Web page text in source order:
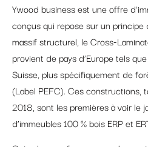
Ywood business est une offre
conçus qui repose sur un
massif structurel, le Cross-
provient de pays d’Europe tels
Suisse, plus spécifiquement de
(Label PEFC). Ces constructions,
2018, sont les premières à voir le
d’immeubles 100 % bois ERP et